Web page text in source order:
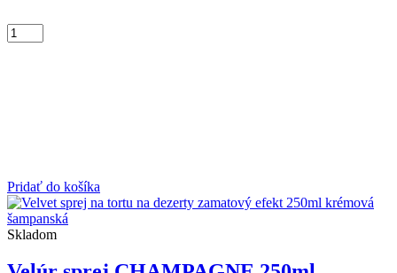
Pridať do košíka
Skladom